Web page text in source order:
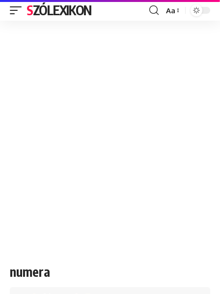
SZÓLEXIKON
Font
Aa
numera